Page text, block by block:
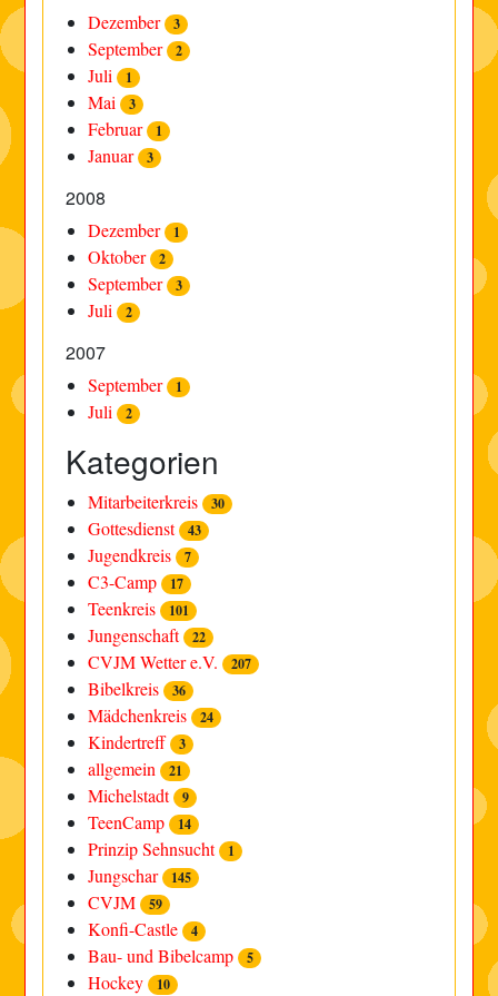
Dezember 3
September 2
Juli 1
Mai 3
Februar 1
Januar 3
2008
Dezember 1
Oktober 2
September 3
Juli 2
2007
September 1
Juli 2
Kategorien
Mitarbeiterkreis 30
Gottesdienst 43
Jugendkreis 7
C3-Camp 17
Teenkreis 101
Jungenschaft 22
CVJM Wetter e.V. 207
Bibelkreis 36
Mädchenkreis 24
Kindertreff 3
allgemein 21
Michelstadt 9
TeenCamp 14
Prinzip Sehnsucht 1
Jungschar 145
CVJM 59
Konfi-Castle 4
Bau- und Bibelcamp 5
Hockey 10